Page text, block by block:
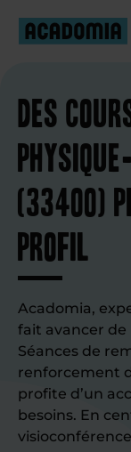
Des
(33400)
profil
Acadomia,
fait avancer de
Séances de
renforcement
profite d’un
besoins. En